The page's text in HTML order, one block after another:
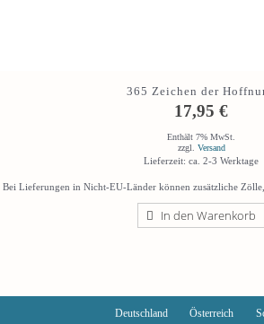
365 Zeichen der
17,95 €
Enthält 7% MwSt.
zzgl. Versand
Lieferzeit: ca. 2-3 Werktage
Bei Lieferungen in Nicht-EU-Länder können zusätzliche
In den Warenkorb
Deutschland Österreich